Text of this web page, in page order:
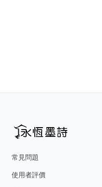
常見問題
使用者評價